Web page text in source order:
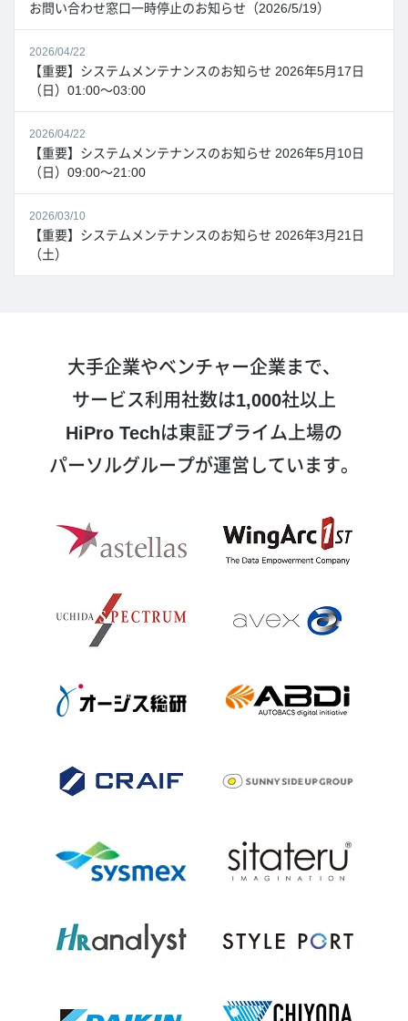
お問い合わせ窓口一時停止のお知らせ（2026/5/19）
2026/04/22
【重要】システムメンテナンスのお知らせ 2026年5月17日
（日）01:00～03:00
2026/04/22
【重要】システムメンテナンスのお知らせ 2026年5月10日
（日）09:00～21:00
2026/03/10
【重要】システムメンテナンスのお知らせ 2026年3月21日
（土）
大手企業やベンチャー企業まで、
サービス利用社数は1,000社以上
HiPro Techは東証プライム上場の
パーソルグループが運営しています。